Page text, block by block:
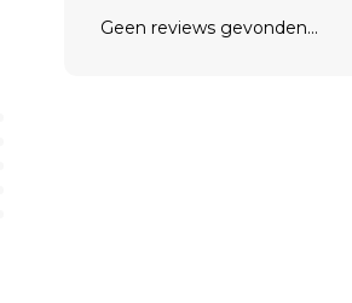
Geen reviews gevonden...